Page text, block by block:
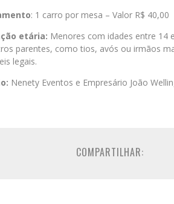
: 1 carro por mesa – Valor R$ 40,00
etária: Menores com idades entre 14
parentes, como tios, avós ou irmãos
legais.
Nenety Eventos e Empresário João
COMPARTILHAR: